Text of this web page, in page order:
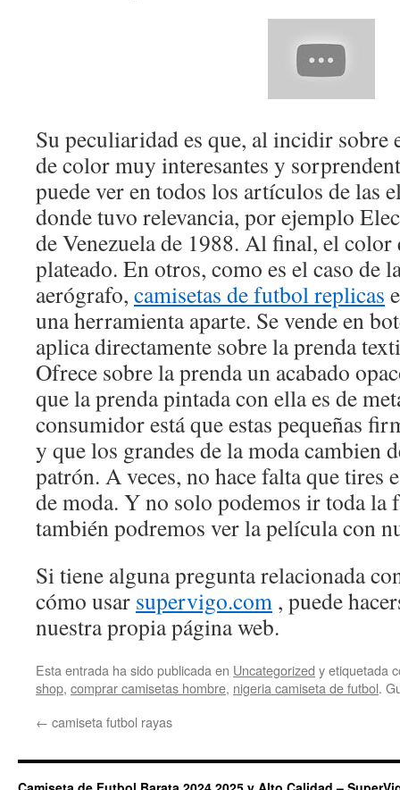
Su peculiaridad es que, al incidir sobre
de color muy interesantes y
puede ver en todos los artículos de las
donde tuvo relevancia, por ejemplo
de Venezuela de 1988. Al final, el color
plateado. En otros, como es el caso de
aerógrafo, camisetas de futbol replicas
una herramienta aparte. Se vende en
aplica directamente sobre la prenda
Ofrece sobre la prenda un acabado
que la prenda pintada con ella es de
consumidor está que estas pequeñas
y que los grandes de la moda cambien
patrón. A veces, no hace falta que tires
de moda. Y no solo podemos ir toda la
también podremos ver la película con
Si tiene alguna pregunta relacionada
cómo usar supervigo.com , puede
nuestra propia página web.
Esta entrada ha sido publicada en Uncategorized y etiquetada
shop, comprar camisetas hombre, nigeria camiseta de futbol.
← camiseta futbol rayas